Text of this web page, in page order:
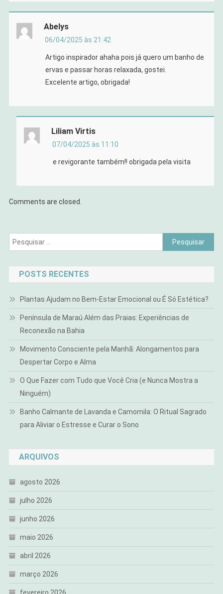
Abelys
06/04/2025 às 21:42
Artigo inspirador ahaha pois já quero um banho de
ervas e passar horas relaxada, gostei.
Excelente artigo, obrigada!
Liliam Virtis
07/04/2025 às 11:10
e revigorante também!! obrigada pela visita
Comments are closed.
Pesquisar
por:
POSTS RECENTES
Plantas Ajudam no Bem-Estar Emocional ou É Só Estética?
Península de Maraú Além das Praias: Experiências de
Reconexão na Bahia
Movimento Consciente pela Manhã: Alongamentos para
Despertar Corpo e Alma
O Que Fazer com Tudo que Você Cria (e Nunca Mostra a
Ninguém)
Banho Calmante de Lavanda e Camomila: O Ritual Sagrado
para Aliviar o Estresse e Curar o Sono
ARQUIVOS
agosto 2026
julho 2026
junho 2026
maio 2026
abril 2026
março 2026